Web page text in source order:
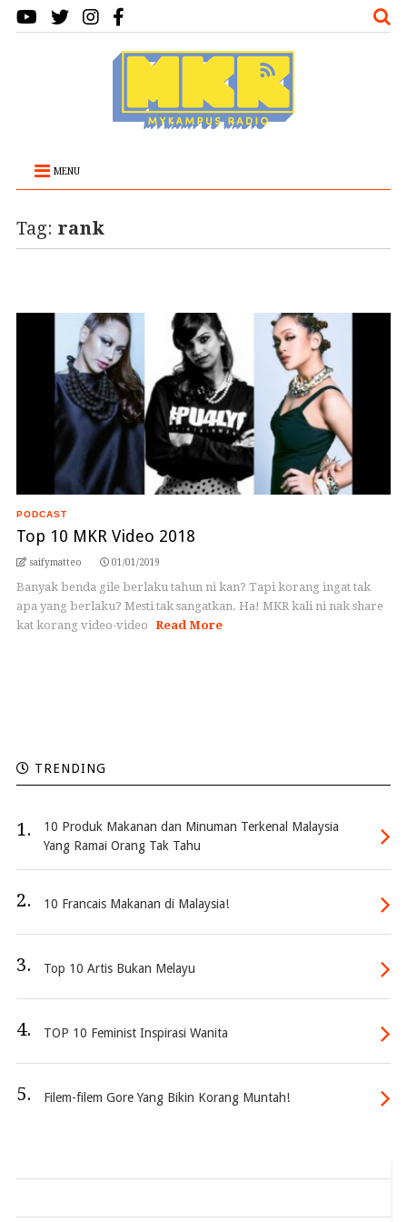
MENU
Tag: rank
PODCAST
Top 10 MKR Video 2018
saifymatteo 01/01/2019
Banyak benda gile berlaku tahun ni kan? Tapi korang ingat tak
apa yang berlaku? Mesti tak sangatkan. Ha! MKR kali ni nak share
kat korang video-video Read More
TRENDING
1.
10 Produk Makanan dan Minuman Terkenal Malaysia
Yang Ramai Orang Tak Tahu
2. 10 Francais Makanan di Malaysia!
3. Top 10 Artis Bukan Melayu
4. TOP 10 Feminist Inspirasi Wanita
5. Filem-filem Gore Yang Bikin Korang Muntah!